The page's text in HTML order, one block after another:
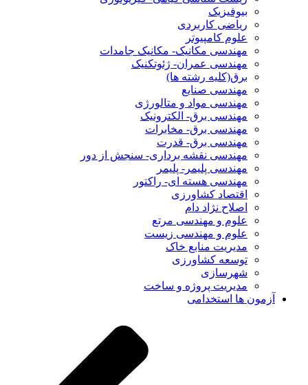
بیوفیزیک
ریاضی کاربردی
علوم کامپیوتر
مهندسی مکانیک- مکانیک جامدات
مهندسی عمران- ژئوتکنیک
برق(کلیه رشته ها)
مهندسی صنایع
مهندسی مواد و متالورژی
مهندسی برق- الکترونیک
مهندسی برق- مخابرات
مهندسی برق- قدرت
مهندسی نقشه برداری- سنجش از دور
مهندسی پلیمر- پلیمر
مهندسی هسته ای- راکتور
اقتصاد کشاورزی
اصلاح نژاد دام
علوم و مهندسی مرتع
علوم و مهندسی زیست
مدیریت منابع خاک
توسعه کشاورزی
شهرسازی
مدیریت پروژه و ساخت
آزمون ها استخدامی